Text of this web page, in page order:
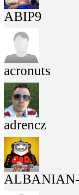
ABIP9
acronuts
adrencz